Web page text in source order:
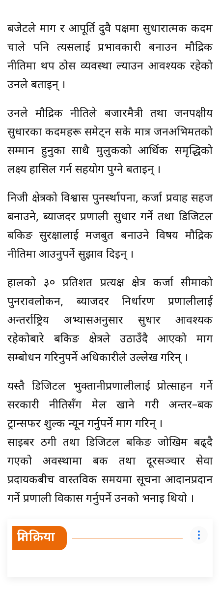
बजेटले माग र आपूर्ति दुवै पक्षमा सुधारात्मक कदम
चाले पनि त्यसलाई प्रभावकारी बनाउन मौद्रिक
नीतिमा थप ठोस व्यवस्था ल्याउन आवश्यक रहेको
उनले बताइन् ।
उनले मौद्रिक नीतिले बजारमैत्री तथा जनपक्षीय
सुधारका कदमहरू समेट्न सके मात्र जनअभिमतको
सम्मान हुनुका साथै मुलुकको आर्थिक समृद्धिको
लक्ष्य हासिल गर्न सहयोग पुग्ने बताइन् ।
निजी क्षेत्रको विश्वास पुनर्स्थापना, कर्जा प्रवाह सहज
बनाउने, ब्याजदर प्रणाली सुधार गर्ने तथा डिजिटल
बैंकिङ सुरक्षालाई मजबुत बनाउने विषय मौद्रिक
नीतिमा आउनुपर्ने सुझाव दिइन् ।
हालको ३० प्रतिशत प्रत्यक्ष क्षेत्र कर्जा सीमाको
पुनरावलोकन, ब्याजदर निर्धारण प्रणालीलाई
अन्तर्राष्ट्रिय अभ्यासअनुसार सुधार आवश्यक
रहेकोबारे बैंकिङ क्षेत्रले उठाउँदै आएको माग
सम्बोधन गरिनुपर्ने अधिकारीले उल्लेख गरिन् ।
यस्तै डिजिटल भुक्तानीप्रणालीलाई प्रोत्साहन गर्ने
सरकारी नीतिसँग मेल खाने गरी अन्तर–बैंक
ट्रान्सफर शुल्क न्यून गर्नुपर्ने माग गरिन् ।
साइबर ठगी तथा डिजिटल बैंकिङ जोखिम बढ्दै
गएको अवस्थामा बैंक तथा दूरसञ्चार सेवा
प्रदायकबीच वास्तविक समयमा सूचना आदानप्रदान
गर्ने प्रणाली विकास गर्नुपर्ने उनको भनाइ थियो ।
प्रतिक्रिया